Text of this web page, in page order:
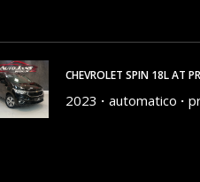
CHEVROLET SPIN 18L AT
2023 automatico